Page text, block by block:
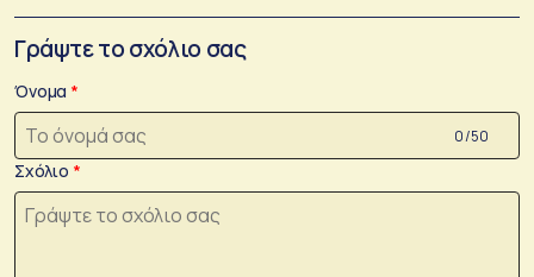
Γράψτε το σχόλιο σας
Όνομα
0 /50
Σχόλιο